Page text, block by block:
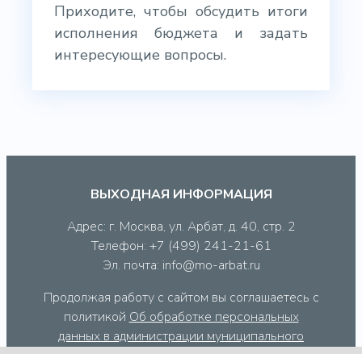
Приходите, чтобы обсудить итоги
исполнения бюджета и задать
интересующие вопросы.
ВЫХОДНАЯ ИНФОРМАЦИЯ
Адрес: г. Москва, ул. Арбат, д. 40, стр. 2
Телефон: +7 (499) 241-21-61
Эл. почта: info@mo-arbat.ru
Продолжая работу с сайтом вы соглашаетесь с
политикой Об обработке персональных
данных в администрации муниципального